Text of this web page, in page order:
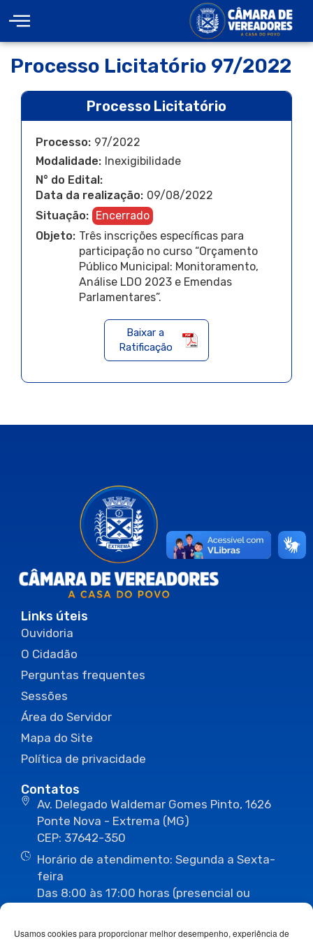
Usamos cookies para proporcionar melhor desempenho, experiência de
Processo Licitatório 97/2022
Processo Licitatório
Processo: 97/2022
Modalidade: Inexigibilidade
N° do Edital:
Data da realização: 09/08/2022
Situação: Encerrado
Objeto: Três inscrições específicas para
participação no curso “Orçamento
Público Municipal: Monitoramento,
Análise LDO 2023 e Emendas
Parlamentares”.
Baixar a
Ratificação
Links úteis
Ouvidoria
O Cidadão
Perguntas frequentes
Sessões
Área do Servidor
Mapa do Site
Política de privacidade
Contatos
Av. Delegado Waldemar Gomes Pinto, 1626
Ponte Nova - Extrema (MG)
CEP: 37642-350
Horário de atendimento: Segunda a Sexta-
feira
Das 8:00 às 17:00 horas (presencial ou